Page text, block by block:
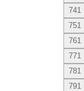
741
751
761
771
781
791